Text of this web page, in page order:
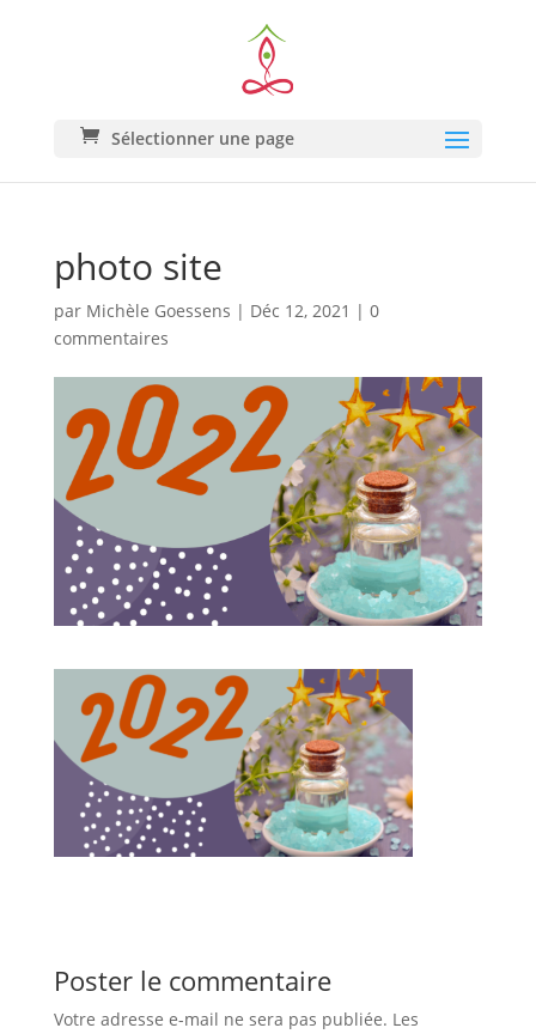
Sélectionner une page
photo site
par Michèle Goessens | Déc 12, 2021 | 0
commentaires
Poster le commentaire
Votre adresse e-mail ne sera pas publiée. Les